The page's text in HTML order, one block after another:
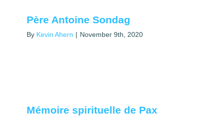
Père Antoine Sondag
By Kevin Ahern | November 9th, 2020
Mémoire spirituelle de Pax